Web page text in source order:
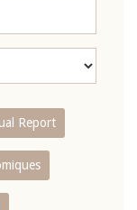
Report